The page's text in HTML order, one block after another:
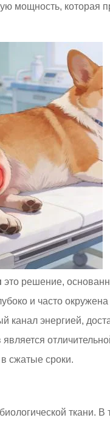
которая
это решение,
и часто
энергией,
сжатые сроки.
ткани.